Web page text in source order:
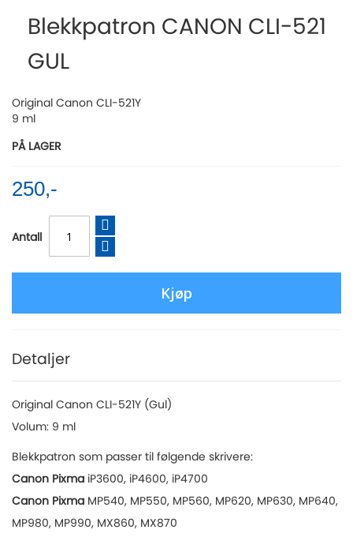
beginning
the
images
Blekkpatron CANON CLI-521
GUL
Original Canon CLI-521Y
9 ml
PÅ LAGER
250,-
Antall
Kjøp
Detaljer
Original Canon CLI-521Y (Gul)
Volum: 9 ml
Blekkpatron som passer til følgende skrivere:
Canon Pixma iP3600, iP4600, iP4700
Canon Pixma MP540, MP550, MP560, MP620, MP630, MP640,
MP980, MP990, MX860, MX870